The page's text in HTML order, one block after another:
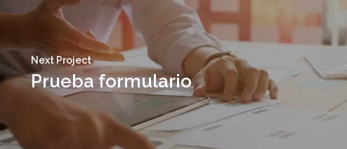
Next Project
Prueba formulario